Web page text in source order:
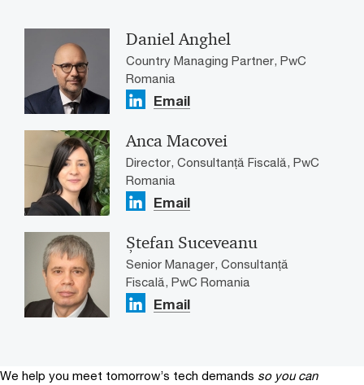
Daniel Anghel
Country Managing Partner, PwC
Romania
Email
Anca Macovei
Director, Consultanță Fiscală, PwC
Romania
Email
Ștefan Suceveanu
Senior Manager, Consultanță
Fiscală, PwC Romania
Email
We help you meet tomorrow’s tech demands so you can